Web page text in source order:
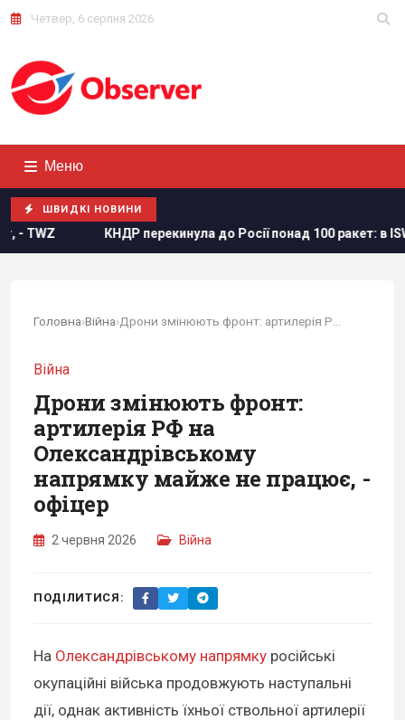
Четвер, 6 серпня 2026
Меню
ШВИДКІ НОВИНИ
перекинула до Росії понад 100 ракет: в ISW пояснили, чим
Головна›Війна›
Війна
Дрони змінюють фронт:
артилерія РФ на
Олександрівському
напрямку майже не працює, -
офіцер
2 червня 2026 Війна
ПОДІЛИТИСЯ:
На Олександрівському напрямку російські
окупаційні війська продовжують наступальні
дії, однак активність їхньої ствольної артилерії